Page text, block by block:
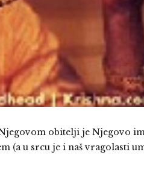
obitelji je Njegovo
(a u srcu je i naš vragolasti